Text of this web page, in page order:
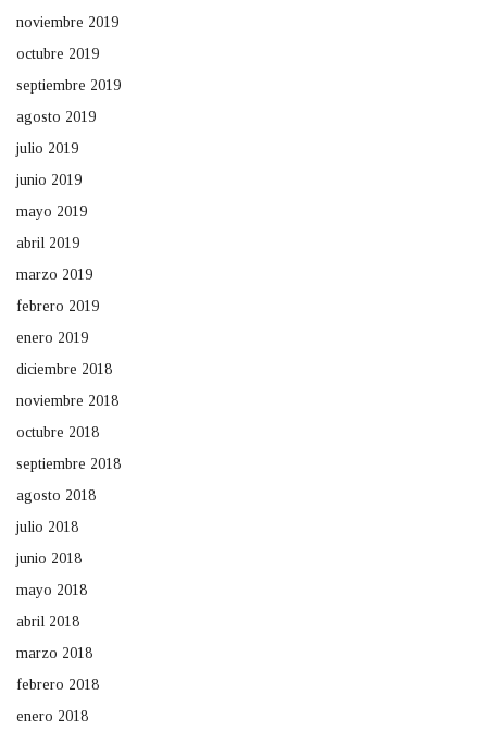
noviembre 2019
octubre 2019
septiembre 2019
agosto 2019
julio 2019
junio 2019
mayo 2019
abril 2019
marzo 2019
febrero 2019
enero 2019
diciembre 2018
noviembre 2018
octubre 2018
septiembre 2018
agosto 2018
julio 2018
junio 2018
mayo 2018
abril 2018
marzo 2018
febrero 2018
enero 2018